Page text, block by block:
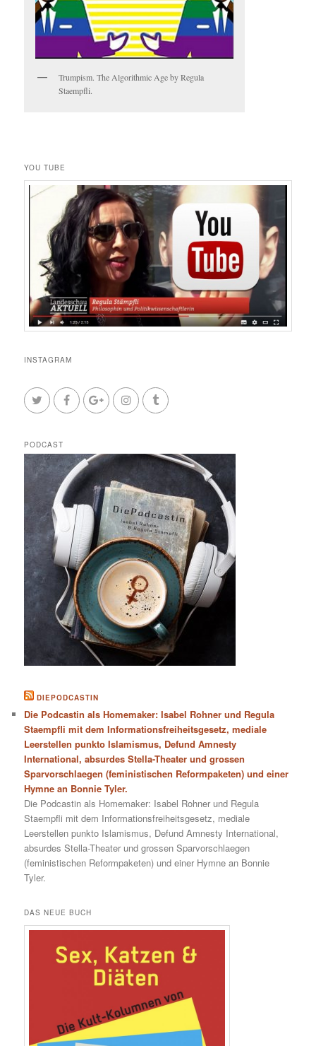
Trumpism. The Algorithmic Age by Regula
Staempfli.
YOU TUBE
INSTAGRAM
PODCAST
DIEPODCASTIN
Die Podcastin als Homemaker: Isabel Rohner und Regula
Staempfli mit dem Informationsfreiheitsgesetz, mediale
Leerstellen punkto Islamismus, Defund Amnesty
International, absurdes Stella-Theater und grossen
Sparvorschlaegen (feministischen Reformpaketen) und einer
Hymne an Bonnie Tyler.
Die Podcastin als Homemaker: Isabel Rohner und Regula
Staempfli mit dem Informationsfreiheitsgesetz, mediale
Leerstellen punkto Islamismus, Defund Amnesty International,
absurdes Stella-Theater und grossen Sparvorschlaegen
(feministischen Reformpaketen) und einer Hymne an Bonnie
Tyler.
DAS NEUE BUCH